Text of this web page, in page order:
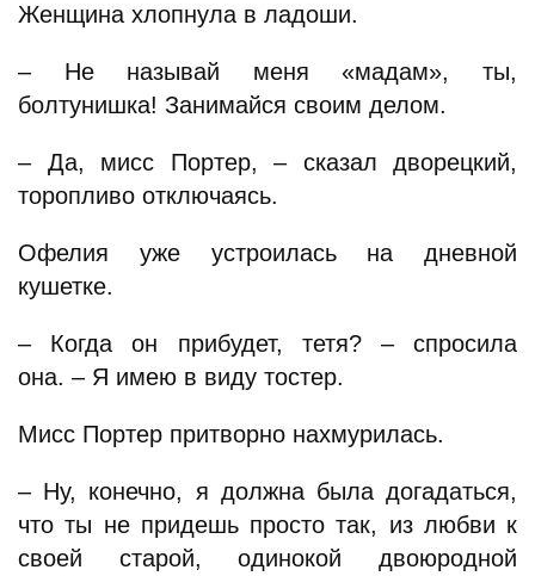
Женщина хлопнула в ладоши.
– Не называй меня «мадам», ты,
болтунишка! Занимайся своим делом.
– Да, мисс Портер, – сказал дворецкий,
торопливо отключаясь.
Офелия уже устроилась на дневной
кушетке.
– Когда он прибудет, тетя? – спросила
она. – Я имею в виду тостер.
Мисс Портер притворно нахмурилась.
– Ну, конечно, я должна была догадаться,
что ты не придешь просто так, из любви к
своей старой, одинокой двоюродной